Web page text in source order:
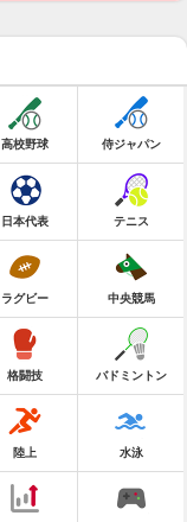
高校野球 侍ジャパン
日本代表 テニス
ラグビー 中央競馬
格闘技 バドミントン
陸上 水泳